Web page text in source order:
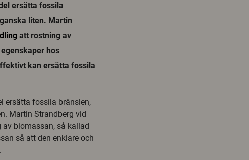
ersätta fossila
liten. Martin
att rostning av
hos
kan ersätta fossila
ersätta fossila bränslen,
Martin Strandberg vid
biomassan, så kallad
så att den enklare och